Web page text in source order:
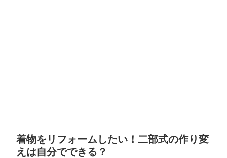
着物をリフォームしたい！二部式の作り変
えは自分でできる？